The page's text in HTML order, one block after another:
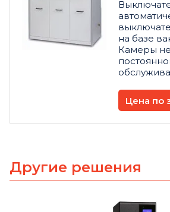
на базе
Камеры
Цена по
Другие решения